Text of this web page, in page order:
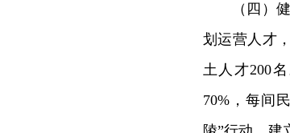
（四）
划运营人才
土人才200
70%，每间